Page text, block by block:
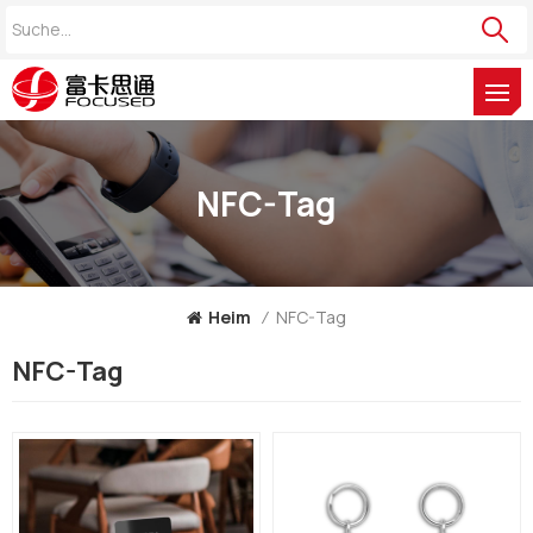
NFC-Tag
Heim / NFC-Tag
NFC-Tag